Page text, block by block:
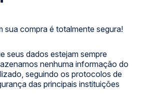
sua compra é totalmente segura!
seus dados estejam sempre
nenhuma informação do
seguindo os protocolos de
das principais instituições